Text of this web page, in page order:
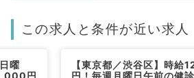
この求人と条件が近い求人
曜
円
【東京都／渋谷区】時給
円！毎週月曜日午前の健